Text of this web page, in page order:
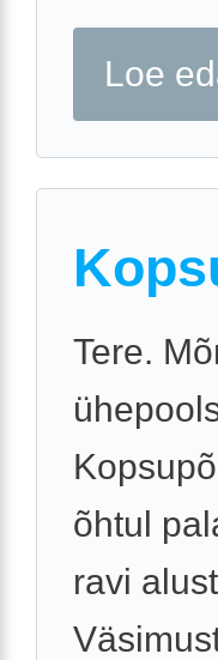
Loe
Tere.
õhtul
ravi